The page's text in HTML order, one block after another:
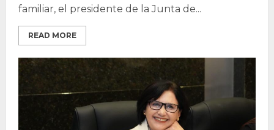
familiar, el presidente de la Junta de...
READ MORE